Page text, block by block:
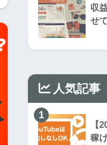
収
せ
人気記事
1
【
稼